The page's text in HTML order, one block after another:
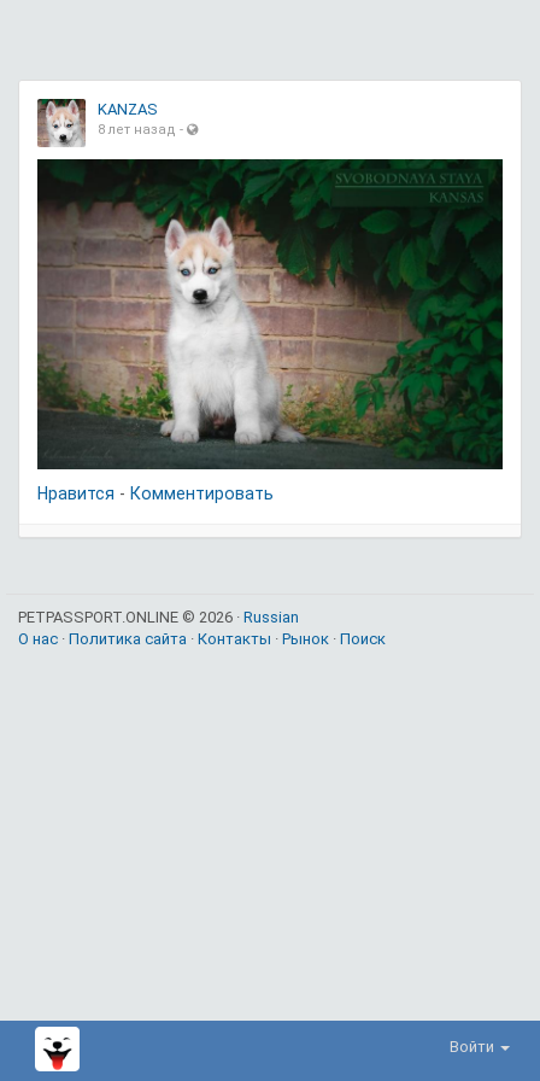
Войти
KANZAS
8 лет назад -
Нравится - Комментировать
PETPASSPORT.ONLINE © 2026 · Russian
О нас · Политика сайта · Контакты · Рынок · Поиск